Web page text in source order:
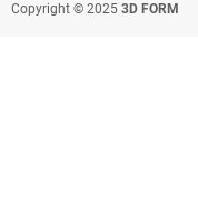
Copyright © 2025 3D FORM